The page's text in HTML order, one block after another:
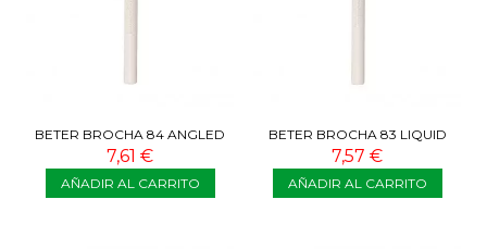
BETER BROCHA 84 ANGLED
BLUSHER BRUSH
7,61 €
AÑADIR AL CARRITO
BETER BROCHA 83 LIQUID
FOUNDATION BRUSH
7,57 €
AÑADIR AL CARRITO